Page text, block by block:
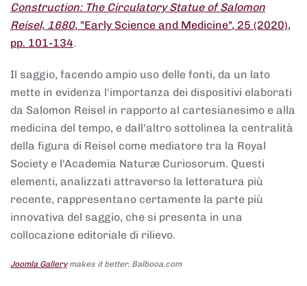
Construction: The Circulatory Statue of Salomon
Reisel, 1680, "Early Science and Medicine", 25 (2020),
pp. 101-134.
Il saggio, facendo ampio uso delle fonti, da un lato
mette in evidenza l'importanza dei dispositivi elaborati
da Salomon Reisel in rapporto al cartesianesimo e alla
medicina del tempo, e dall'altro sottolinea la centralità
della figura di Reisel come mediatore tra la Royal
Society e l'Academia Naturæ Curiosorum. Questi
elementi, analizzati attraverso la letteratura più
recente, rappresentano certamente la parte più
innovativa del saggio, che si presenta in una
collocazione editoriale di rilievo.
Joomla Gallerymakes it better. Balbooa.com